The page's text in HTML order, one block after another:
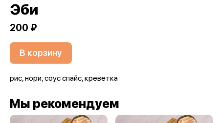
Эби
200 ₽
В корзину
рис, нори, соус спайс, креветка
Мы рекомендуем